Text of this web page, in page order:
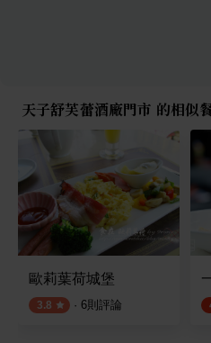
天子舒芙蕾酒廠門市 的相似
歐莉葉荷城堡
3.8 · 6則評論